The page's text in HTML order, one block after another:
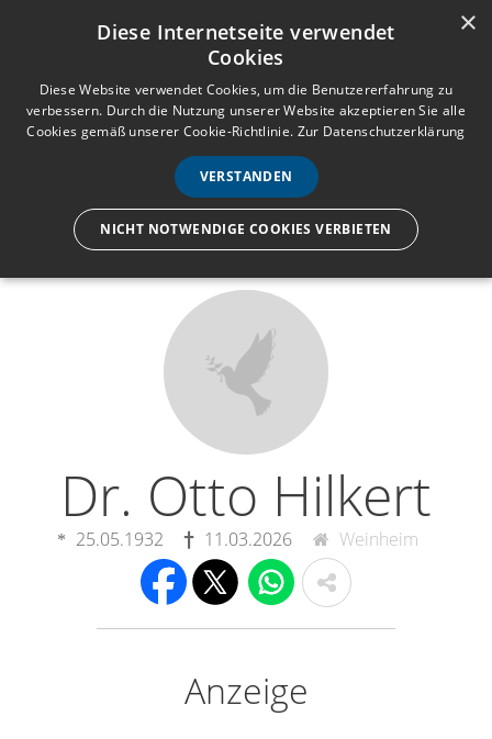
Anmelden Registrieren
e
n
ü
Wir lassen nur die Hand los,
Dr. Otto Hilkert
25.05.1932 11.03.2026 Weinheim
Anzeige
×
Diese Internetseite verwendet
Cookies
Diese Website verwendet Cookies, um die Benutzererfahrung zu
verbessern. Durch die Nutzung unserer Website akzeptieren Sie alle
Cookies gemäß unserer Cookie-Richtlinie. Zur Datenschutzerklärung
VERSTANDEN
NICHT NOTWENDIGE COOKIES VERBIETEN